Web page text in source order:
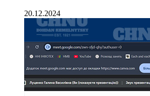
20.12.2024